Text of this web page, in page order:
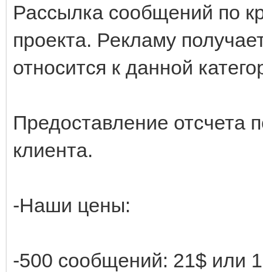
Рассылка сообщений по
проекта. Рекламу
относится к данной
Предоставление отсчета
клиента.
-Наши цены:
-500 сообщений: 21$ или